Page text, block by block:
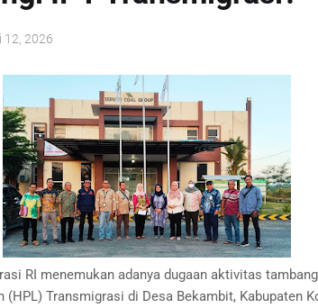
12, 2026
RI menemukan adanya dugaan aktivitas
(HPL) Transmigrasi di Desa Bekambit, Kabupaten